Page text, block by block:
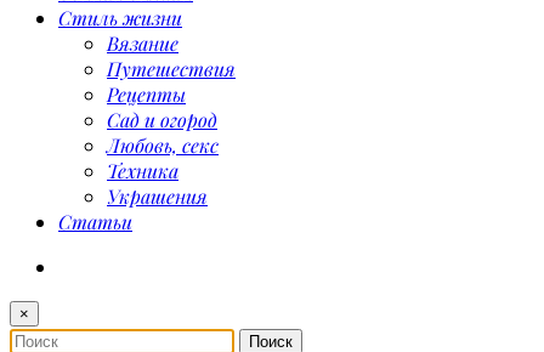
Стиль жизни
Вязание
Путешествия
Рецепты
Сад и огород
Любовь, секс
Техника
Украшения
Статьи
×